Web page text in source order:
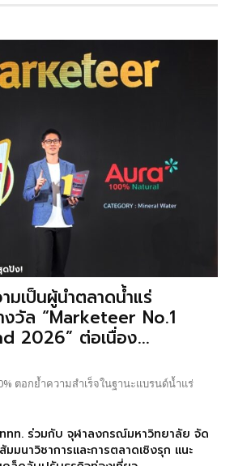
ดปัง!
มเป็นผู้นำตลาดน้ำแร่
งวัล “Marketeer No.1
2026” ต่อเนื่อง...
ตอกย้ำความสำเร็จในฐานะแบรนด์น้ำแร่
ททท. ร่วมกับ จุฬาลงกรณ์มหาวิทยาลัย จัด
สัมมนาวิชาการและการตลาดเชิงรุก แนะ